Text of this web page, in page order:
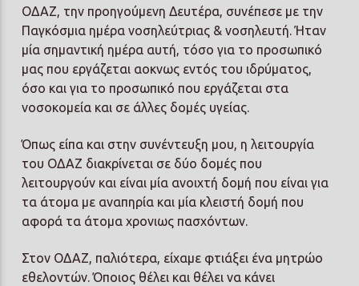
ΟΔΑΖ, την προηγούμενη Δευτέρα, συνέπεσε με την
Παγκόσμια ημέρα νοσηλεύτριας & νοσηλευτή. Ήταν
μία σημαντική ημέρα αυτή, τόσο για το προσωπικό
μας που εργάζεται αοκνως εντός του ιδρύματος,
όσο και για το προσωπικό που εργάζεται στα
νοσοκομεία και σε άλλες δομές υγείας.
Όπως είπα και στην συνέντευξη μου, η λειτουργία
του ΟΔΑΖ διακρίνεται σε δύο δομές που
λειτουργούν και είναι μία ανοιχτή δομή που είναι για
τα άτομα με αναπηρία και μία κλειστή δομή που
αφορά τα άτομα χρονιως πασχόντων.
Στον ΟΔΑΖ, παλιότερα, είχαμε φτιάξει ένα μητρώο
εθελοντών. Όποιος θέλει και θέλει να κάνει